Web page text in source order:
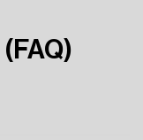
(FAQ)